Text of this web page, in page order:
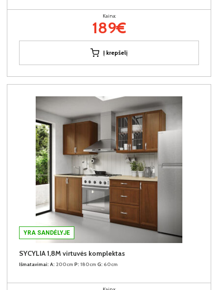
Kaina:
189€
Į krepšelį
YRA SANDĖLYJE
SYCYLIA 1,8M virtuvės komplektas
Išmatavimai: A: 200cm P: 180cm G: 60cm